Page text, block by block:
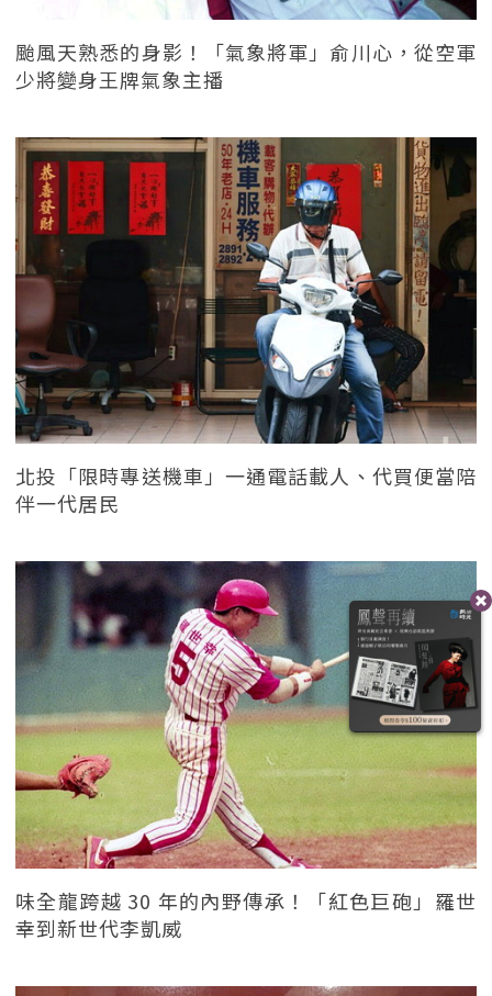
颱風天熟悉的身影！「氣象將軍」俞川心，從空軍
少將變身王牌氣象主播
北投「限時專送機車」一通電話載人、代買便當陪
伴一代居民
味全龍跨越 30 年的內野傳承！「紅色巨砲」羅世
幸到新世代李凱威